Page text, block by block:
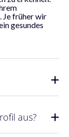
Je früher wir
gesundes
aus?